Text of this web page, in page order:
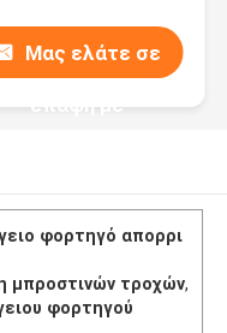
Μας ελάτε σε
επαφή με
φορτηγό απορρι
μπροστινών τροχών,
φορτηγού